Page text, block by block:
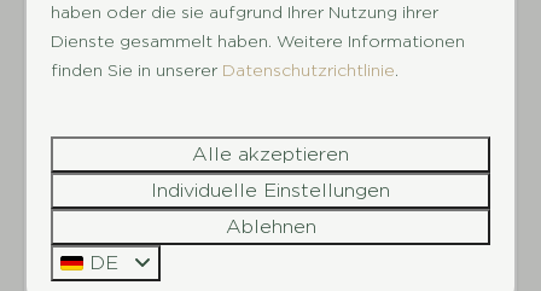
Fahrradverleih
Spielplatz im Freien
Animation
Café
Restaurant
Ausstattungsmerkmalen versehen, um Ihren
Aufenthalt noch angenehmer zu gestalten.
Wählen Sie Ihre Präferenz während des
Ausstattungsmerkmale).
Zusätzliche Hausordnung
Succes Holidayparcs vermietet Unterkünfte
haben oder die sie aufgrund Ihrer Nutzung ihrer
Dienste gesammelt haben. Weitere Informationen
finden Sie in unserer Datenschutzrichtlinie
Alle akzeptieren
Individuelle Einstellungen
Ablehnen
DE